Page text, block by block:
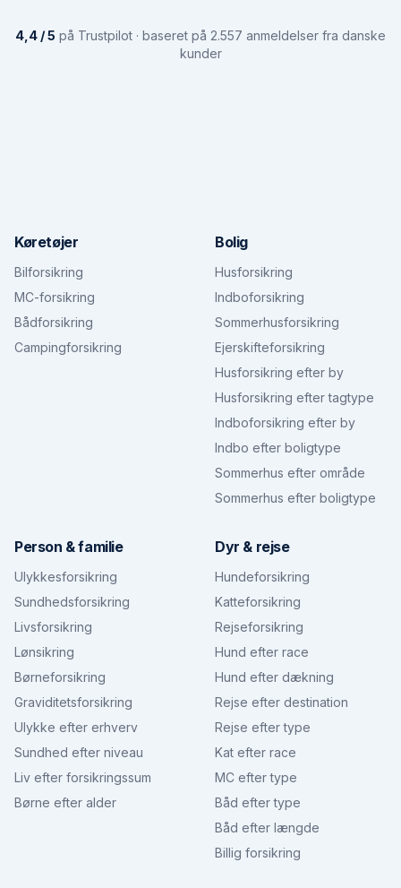
4,4 / 5 på Trustpilot · baseret på 2.557 anmeldelser fra danske
kunder
Køretøjer
Bilforsikring
MC-forsikring
Bådforsikring
Campingforsikring
Bolig
Husforsikring
Indboforsikring
Sommerhusforsikring
Ejerskifteforsikring
Husforsikring efter by
Husforsikring efter tagtype
Indboforsikring efter by
Indbo efter boligtype
Sommerhus efter område
Sommerhus efter boligtype
Person & familie
Ulykkesforsikring
Sundhedsforsikring
Livsforsikring
Lønsikring
Børneforsikring
Graviditetsforsikring
Ulykke efter erhverv
Sundhed efter niveau
Liv efter forsikringssum
Børne efter alder
Dyr & rejse
Hundeforsikring
Katteforsikring
Rejseforsikring
Hund efter race
Hund efter dækning
Rejse efter destination
Rejse efter type
Kat efter race
MC efter type
Båd efter type
Båd efter længde
Billig forsikring